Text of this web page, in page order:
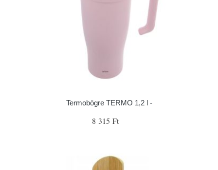
Termobögre TERMO 1,2 l -
8 315 Ft